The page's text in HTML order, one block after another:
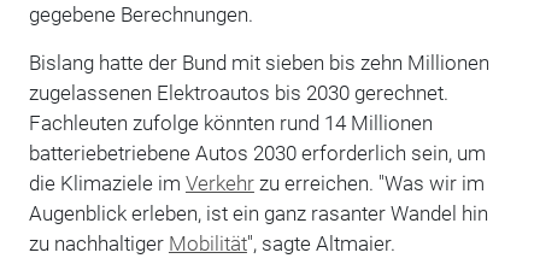
gegebene Berechnungen.
Bislang hatte der Bund mit sieben bis zehn Millionen
zugelassenen Elektroautos bis 2030 gerechnet.
Fachleuten zufolge könnten rund 14 Millionen
batteriebetriebene Autos 2030 erforderlich sein, um
die Klimaziele im Verkehrzu erreichen. "Was wir im
Augenblick erleben, ist ein ganz rasanter Wandel hin
zu nachhaltiger Mobilität", sagte Altmaier.